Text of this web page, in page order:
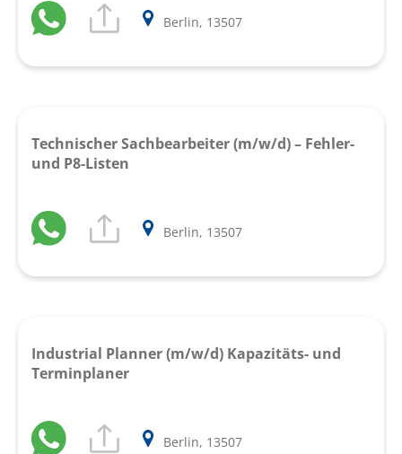
Berlin, 13507
Technischer Sachbearbeiter (m/w/d) – Fehler-
und P8-Listen
Berlin, 13507
Industrial Planner (m/w/d) Kapazitäts- und
Terminplaner
Berlin, 13507